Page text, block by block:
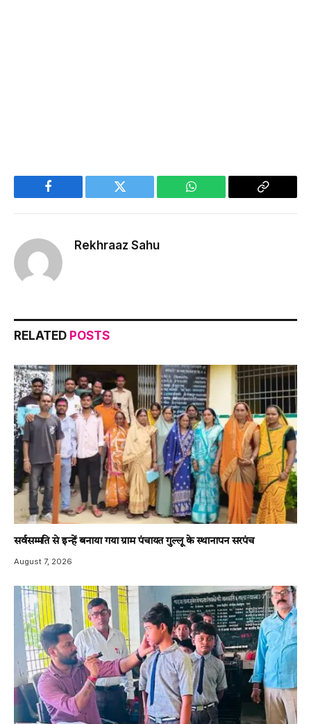
Facebook Twitter WhatsApp
Copy
Rekhraaz Sahu
RELATED POSTS
सर्वसम्मति से इन्हें बनाया गया ग्राम पंचायत गुल्लू के स्थानापन सरपंच
August 7, 2026